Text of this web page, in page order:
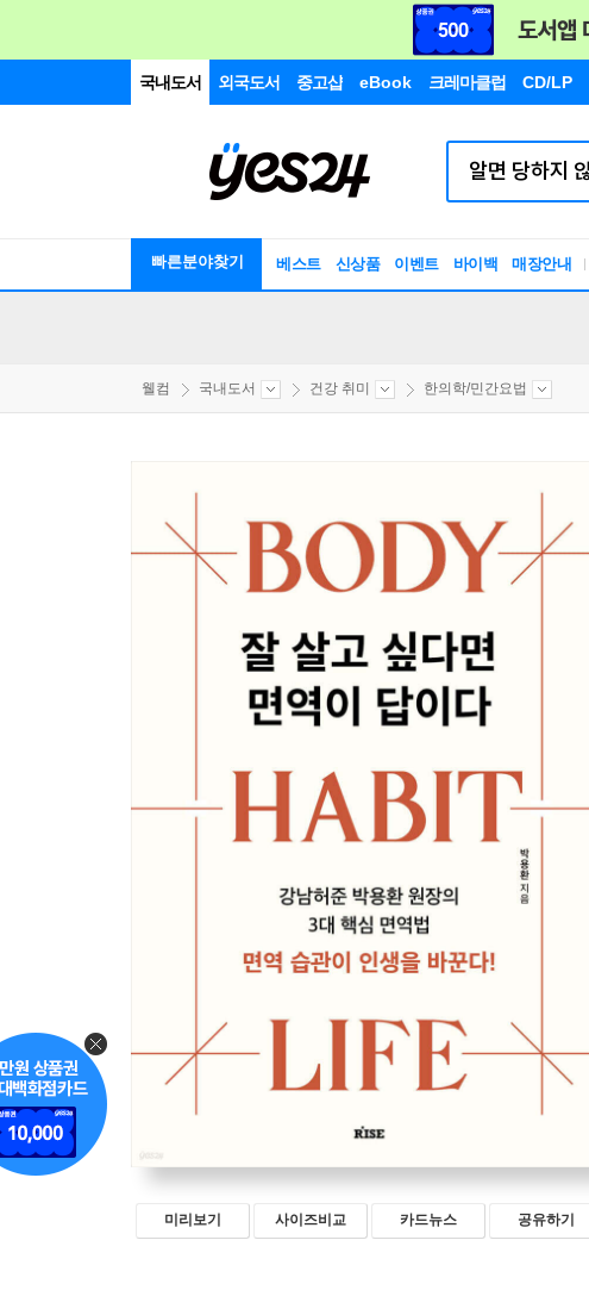
국내도서 외국도서 중고샵 eBook 크레마클럽 CD/LP
빠른분야찾기 베스트 신상품 이벤트 바이백 매장안내
웰컴 국내도서 건강 취미 한의학/민간요법
미리보기 사이즈비교 카드뉴스 공유하기